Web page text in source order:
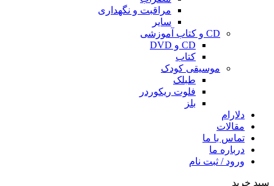
مراقبت و نگهداری
سایر
CD و کتاب آموزشی
CD و DVD
کتاب
موسیقی کودک
طبلک
فلوت ریکوردر
بلز
دلارام
مقالات
تماس با ما
درباره ما
ورود / ثبت نام
سبد خرید